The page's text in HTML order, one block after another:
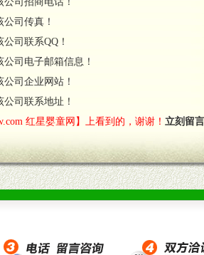
司传真！
司联系QQ！
司电子邮箱信息！
司企业网站！
司联系地址！
红星婴童网】上看到的，谢谢！ 立刻留言